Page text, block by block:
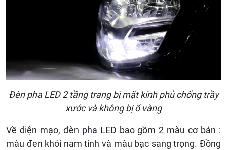
Đèn pha LED 2 tầng trang bị mặt kính phủ chống trầy
xước và không bị ố vàng
Về diện mạo, đèn pha LED bao gồm 2 màu cơ bản :
màu đen khói nam tính và màu bạc sang trọng. Đồng